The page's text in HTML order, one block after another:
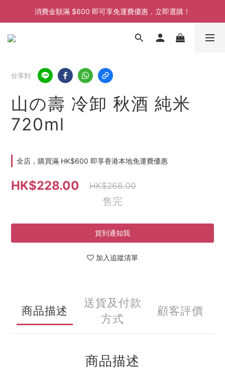
消費金額滿 $600 即可享免運費優惠，立即選購！
消費金額滿 $600 即可享免運費優惠，立即選購！
消費金額滿 $600 即可享免運費優惠，立即選購！
分享到
山の壽 冷卸 秋酒 純米
720ml
全店，購買滿 HK$600 即享香港本地免運費優惠
HK$228.00 HK$268.00
售完
貨到通知我
加入追蹤清單
商品描述
送貨及付款
方式
顧客評價
商品描述